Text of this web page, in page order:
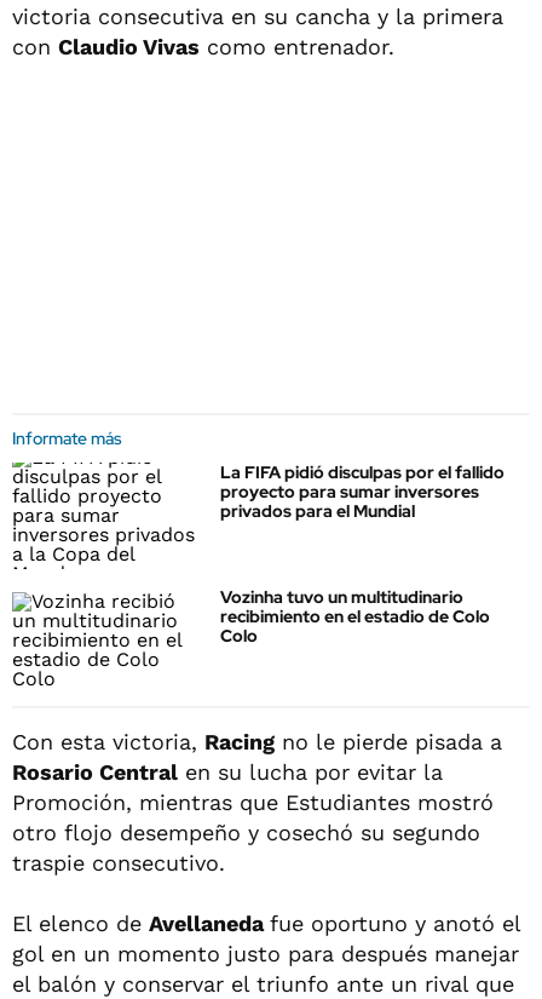
victoria consecutiva en su cancha y la primera
con Claudio Vivas como entrenador.
Informate más
La FIFA pidió disculpas por el fallido
proyecto para sumar inversores
privados para el Mundial
Vozinha tuvo un multitudinario
recibimiento en el estadio de Colo
Colo
Con esta victoria, Racing no le pierde pisada a
Rosario Central en su lucha por evitar la
Promoción, mientras que Estudiantes mostró
otro flojo desempeño y cosechó su segundo
traspie consecutivo.
El elenco de Avellanedafue oportuno y anotó el
gol en un momento justo para después manejar
el balón y conservar el triunfo ante un rival que